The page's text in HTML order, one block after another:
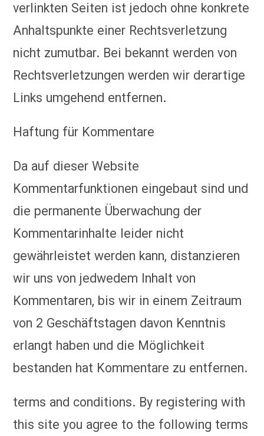
verlinkten Seiten ist jedoch ohne konkrete
Anhaltspunkte einer Rechtsverletzung
nicht zumutbar. Bei bekannt werden von
Rechtsverletzungen werden wir derartige
Links umgehend entfernen.
Haftung für Kommentare
Da auf dieser Website
Kommentarfunktionen eingebaut sind und
die permanente Überwachung der
Kommentarinhalte leider nicht
gewährleistet werden kann, distanzieren
wir uns von jedwedem Inhalt von
Kommentaren, bis wir in einem Zeitraum
von 2 Geschäftstagen davon Kenntnis
erlangt haben und die Möglichkeit
bestanden hat Kommentare zu entfernen.
terms and conditions. By registering with
this site you agree to the following terms